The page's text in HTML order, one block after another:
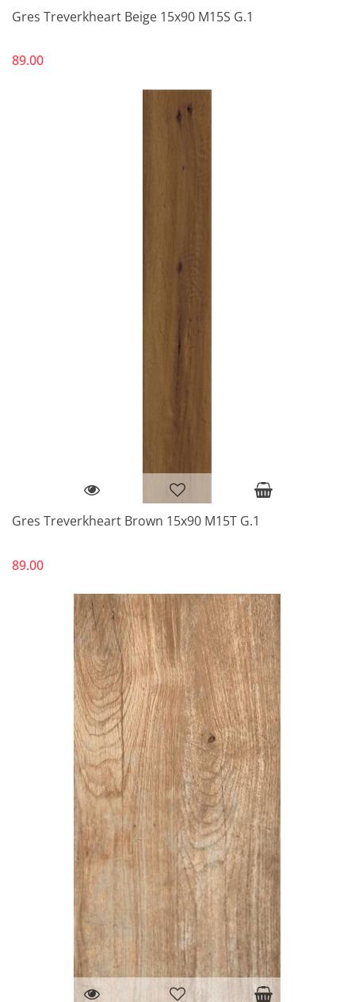
Gres Treverkheart Beige 15x90 M15S G.1
89.00
Gres Treverkheart Brown 15x90 M15T G.1
89.00